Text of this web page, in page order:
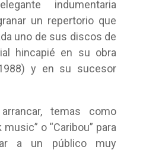
indumentaria
un repertorio que
uno de sus discos de
hincapié en su obra
y en su sucesor
temas como
music” o “Caribou” para
a un público muy